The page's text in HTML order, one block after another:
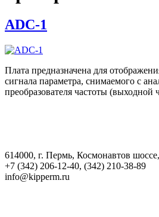
ADC-1
Плата предназначена для
сигнала параметра, снимаемого с
преобразователя частоты (выходной
614000, г. Пермь, Космонавтов
+7 (342) 206-12-40, (342) 210-38-89
info@kipperm.ru